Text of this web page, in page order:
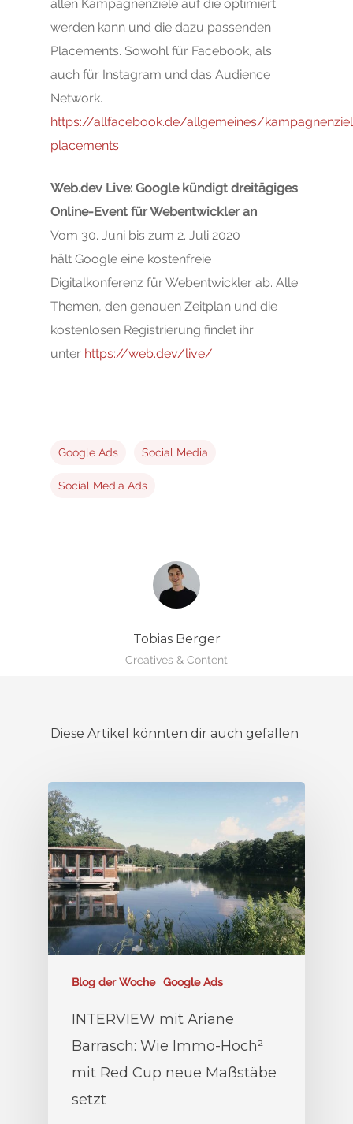
allen Kampagnenziele auf die optimiert
werden kann und die dazu passenden
Placements. Sowohl für Facebook, als
auch für Instagram und das Audience
Network.
https://allfacebook.de/allgemeines/
placements
Web.dev Live: Google kündigt dreitägiges
Online-Event für Webentwickler an
Vom 30. Juni bis zum 2. Juli 2020
hält Google eine kostenfreie
Digitalkonferenz für Webentwickler ab. Alle
Themen, den genauen Zeitplan und die
kostenlosen Registrierung findet ihr
unter https://web.dev/live/.
Google Ads Social Media
Social Media Ads
Tobias Berger
Creatives & Content
Diese Artikel könnten dir auch gefallen
Blog der Woche Google Ads
INTERVIEW mit Ariane
Barrasch: Wie Immo-Hoch²
mit Red Cup neue Maßstäbe
setzt